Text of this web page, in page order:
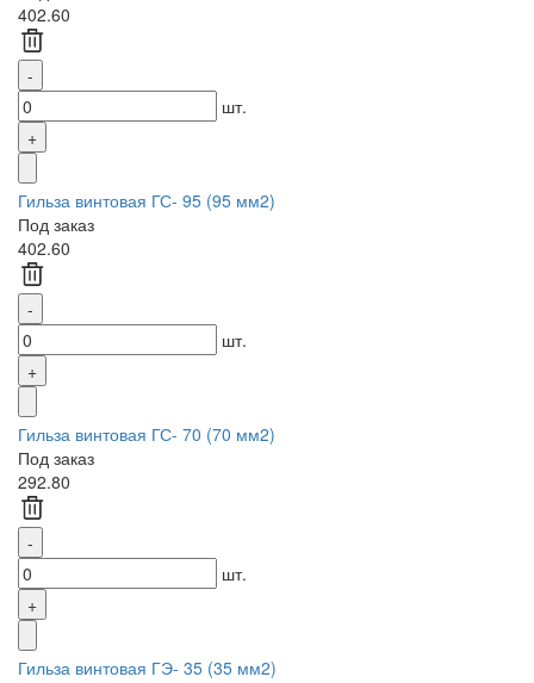
402.60
шт.
Гильза винтовая ГС- 95 (95 мм2)
Под заказ
402.60
шт.
Гильза винтовая ГС- 70 (70 мм2)
Под заказ
292.80
шт.
Гильза винтовая ГЭ- 35 (35 мм2)